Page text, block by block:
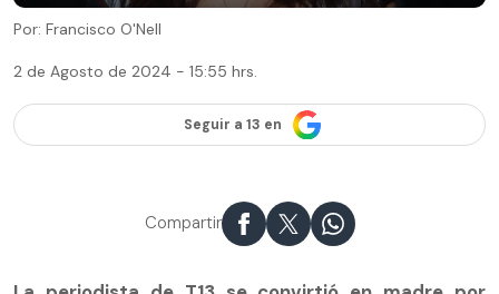
Por: Francisco O'Nell
2 de Agosto de 2024 - 15:55 hrs.
Seguir a 13 en
Compartir